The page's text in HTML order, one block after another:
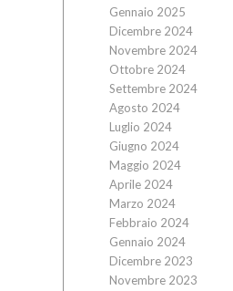
Gennaio 2025
Dicembre 2024
Novembre 2024
Ottobre 2024
Settembre 2024
Agosto 2024
Luglio 2024
Giugno 2024
Maggio 2024
Aprile 2024
Marzo 2024
Febbraio 2024
Gennaio 2024
Dicembre 2023
Novembre 2023